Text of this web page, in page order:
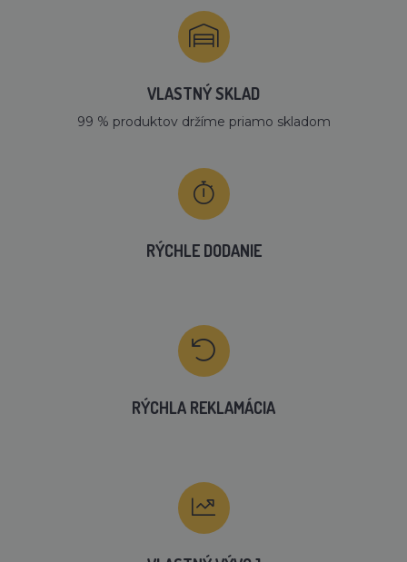
VLASTNÝ SKLAD
99 % produktov držíme priamo skladom
RÝCHLE DODANIE
RÝCHLA REKLAMÁCIA